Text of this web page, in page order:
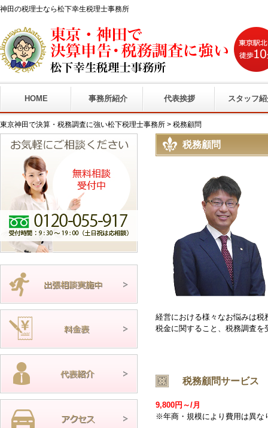
神田の税理士なら松下幸生税理士事務所
HOME 事務所紹介 代表挨拶 スタッフ
東京神田で決算・税務調査に強い松下税理士事務所 > 税務顧問
税務顧問
経営における様々なお悩みは
税金に関すること、税務調査
税務顧問サービス
9,800円～/月
※年商・規模により費用は異な